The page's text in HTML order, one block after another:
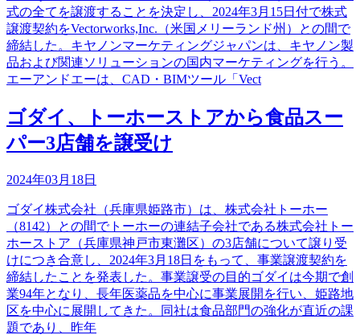
式の全てを譲渡することを決定し、2024年3月15日付で株式
譲渡契約をVectorworks,Inc.（米国メリーランド州）との間で
締結した。キヤノンマーケティングジャパンは、キヤノン製
品および関連ソリューションの国内マーケティングを行う。
エーアンドエーは、CAD・BIMツール「Vect
ゴダイ、トーホーストアから食品スー
パー3店舗を譲受け
2024年03月18日
ゴダイ株式会社（兵庫県姫路市）は、株式会社トーホー
（8142）との間でトーホーの連結子会社である株式会社トー
ホーストア（兵庫県神戸市東灘区）の3店舗について譲り受
けにつき合意し、2024年3月18日をもって、事業譲渡契約を
締結したことを発表した。事業譲受の目的ゴダイは今期で創
業94年となり、長年医薬品を中心に事業展開を行い、姫路地
区を中心に展開してきた。同社は食品部門の強化が直近の課
題であり、昨年